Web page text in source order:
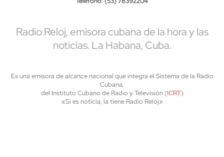
Radio Reloj, emisora cubana de la hora y las
noticias. La Habana, Cuba.
Es una emisora de alcance nacional que integra el Sistema de la Radio
Cubana,
del Instituto Cubano de Radio y Televisión (ICRT)
«Si es noticia, la tiene Radio Reloj»